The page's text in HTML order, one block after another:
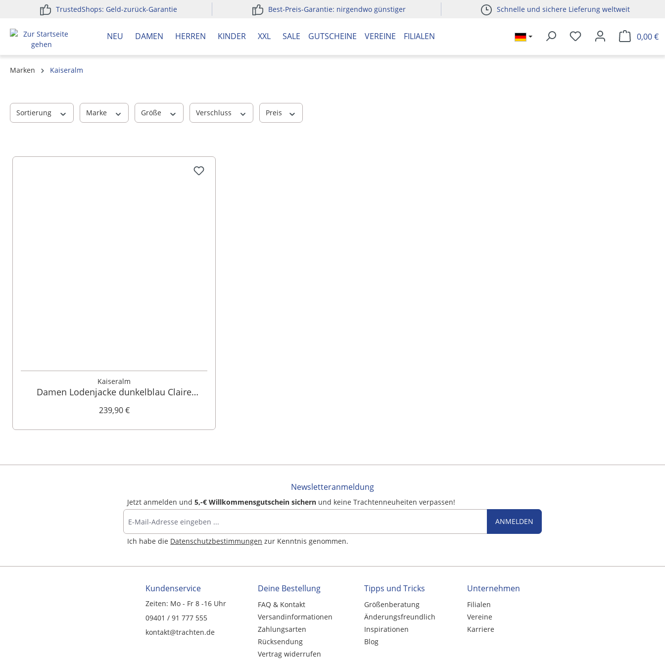
Zur Hauptnavigation springen
TrustedShops: Geld-zurück-Garantie Best-Preis-Garantie: nirgendwo günstiger Schnelle und sichere Lieferung weltweit
NEU DAMEN HERREN KINDER XXL SALE GUTSCHEINE VEREINE FILIALEN 0,00 €
Marken Kaiseralm
Sortierung Marke Größe Verschluss Preis
Kaiseralm
Damen Lodenjacke dunkelblau Claire
239,90 €
Newsletteranmeldung
Jetzt anmelden und5,-€ Willkommensgutschein sichern und keine Trachtenneuheiten verpassen!
ANMELDEN
Ich habe die Datenschutzbestimmungen zur Kenntnis genommen.
Kundenservice
Zeiten: Mo - Fr 8 -16 Uhr
09401 / 91 777 555
kontakt@trachten.de
Deine Bestellung
FAQ & Kontakt
Versandinformationen
Zahlungsarten
Rücksendung
Vertrag widerrufen
Tipps und Tricks
Größenberatung
Änderungsfreundlich
Inspirationen
Blog
Unternehmen
Filialen
Vereine
Karriere